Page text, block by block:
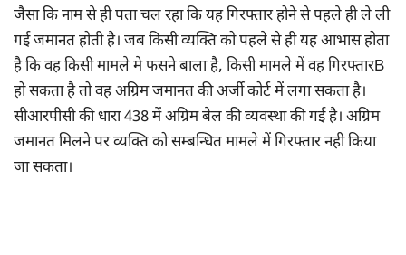
जैसा कि नाम से ही पता चल रहा कि यह गिरफ्तार होने से पहले ही ले ली
गई जमानत होती है। जब किसी व्यक्ति को पहले से ही यह आभास होता
है कि वह किसी मामले मे फसने बाला है, किसी मामले में वह गिरफ्तारB
हो सकता है तो वह अग्रिम जमानत की अर्जी कोर्ट में लगा सकता है।
सीआरपीसी की धारा 438 में अग्रिम बेल की व्यवस्था की गई है। अग्रिम
जमानत मिलने पर व्यक्ति को सम्बन्धित मामले में गिरफ्तार नही किया
जा सकता।